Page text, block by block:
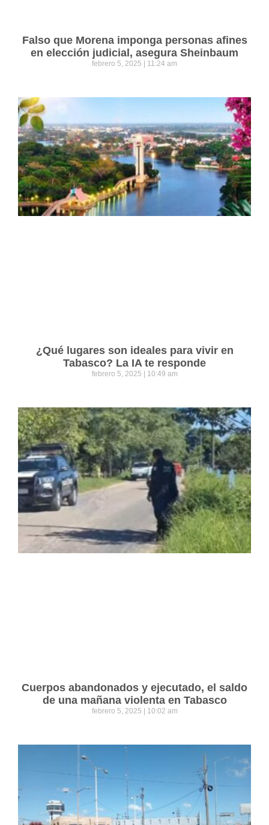
Falso que Morena imponga personas afines
en elección judicial, asegura Sheinbaum
febrero 5, 2025 11:24 am
¿Qué lugares son ideales para vivir en
Tabasco? La IA te responde
febrero 5, 2025 10:49 am
Cuerpos abandonados y ejecutado, el saldo
de una mañana violenta en Tabasco
febrero 5, 2025 10:02 am